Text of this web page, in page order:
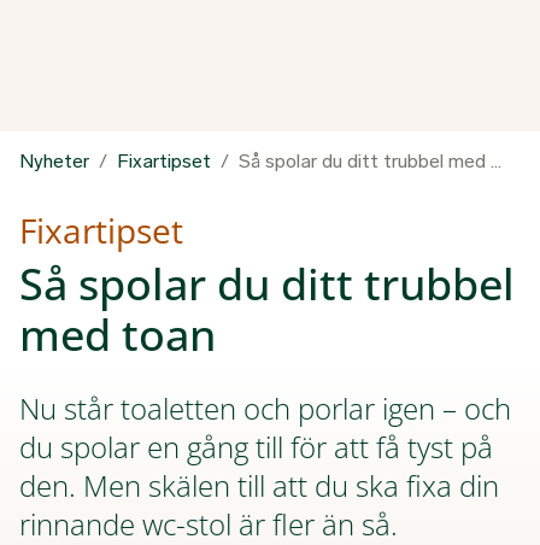
Nyheter Fixartipset Så spolar du ditt trubbel med toan
Fixartipset
Så spolar du ditt trubbel
med toan
Nu står toaletten och porlar igen – och
du spolar en gång till för att få tyst på
den. Men skälen till att du ska fixa din
rinnande wc-stol är fler än så.